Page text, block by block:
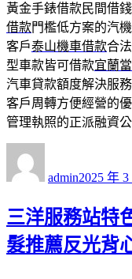
黃金手錶借款民間借
借款門檻低方案的汽
客戶泰山機車借款合
型車款皆可借款宜蘭
汽車貸款額度解決服
客戶周轉方便經營的
管理執照的正派融資
admin佈
期:
2025 年 3
三洋服務站特
髮推薦反光背